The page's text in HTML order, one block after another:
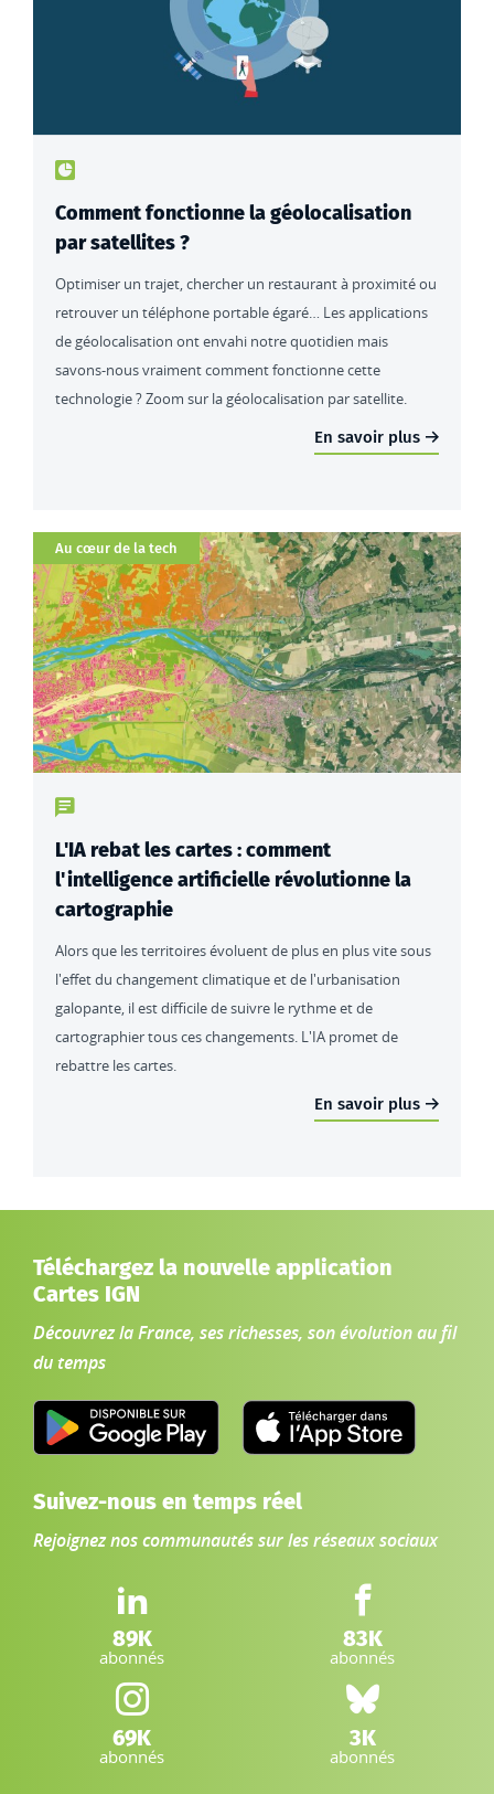
Type de contenu : actualités
Comment fonctionne la géolocalisation
par satellites ?
Optimiser un trajet, chercher un restaurant à proximité ou
retrouver un téléphone portable égaré… Les applications
de géolocalisation ont envahi notre quotidien mais
savons-nous vraiment comment fonctionne cette
technologie ? Zoom sur la géolocalisation par satellite.
En savoir plus
Catégorie
Au cœur de la tech
Type de contenu : actualités
L'IA rebat les cartes : comment
l'intelligence artificielle révolutionne la
cartographie
Alors que les territoires évoluent de plus en plus vite sous
l'effet du changement climatique et de l'urbanisation
galopante, il est difficile de suivre le rythme et de
cartographier tous ces changements. L'IA promet de
rebattre les cartes.
En savoir plus
Téléchargez la nouvelle application
Cartes IGN
Découvrez la France, ses richesses, son évolution au fil
du temps
Suivez-nous en temps réel
Rejoignez nos communautés sur les réseaux sociaux
LinkedIn IGN :
89K
abonnés
Facebook IGN :
83K
abonnés
Instagram IGN :
69K
abonnés
Bluesky :
3K
abonnés